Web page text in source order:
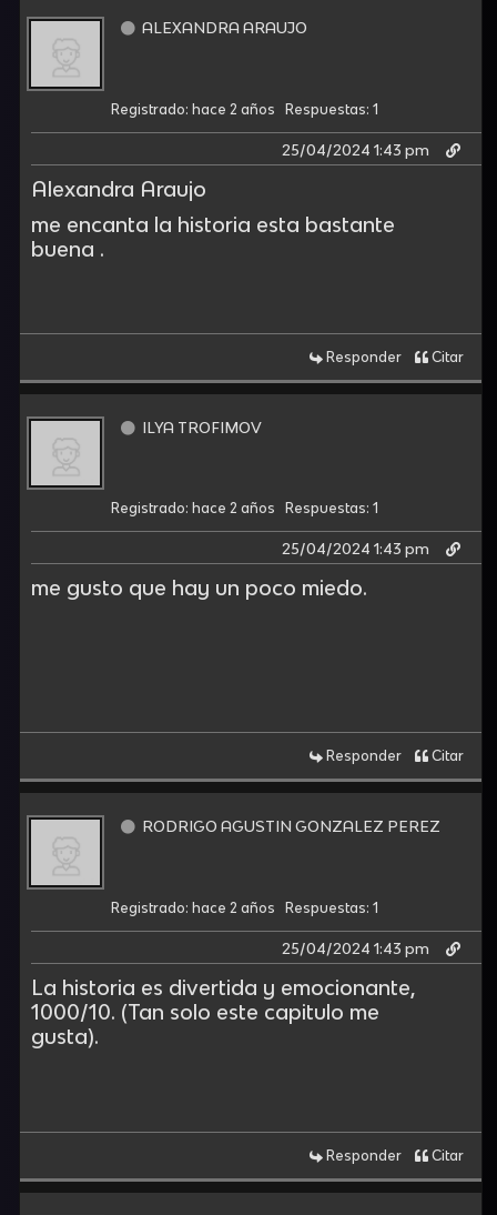
ALEXANDRA ARAUJO
Registrado: hace 2 años Respuestas: 1
25/04/2024 1:43 pm
Alexandra Araujo
me encanta la historia esta bastante
buena .
Responder Citar
ILYA TROFIMOV
Registrado: hace 2 años Respuestas: 1
25/04/2024 1:43 pm
me gusto que hay un poco miedo.
Responder Citar
RODRIGO AGUSTIN GONZALEZ PEREZ
Registrado: hace 2 años Respuestas: 1
25/04/2024 1:43 pm
La historia es divertida y emocionante,
1000/10. (Tan solo este capitulo me
gusta).
Responder Citar